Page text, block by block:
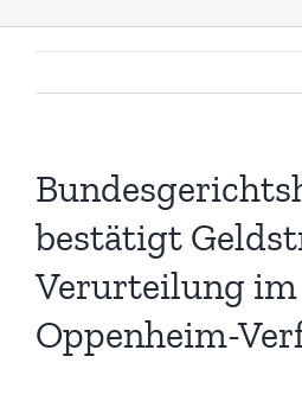
bestätigt
Verurteilung im
Oppenheim-